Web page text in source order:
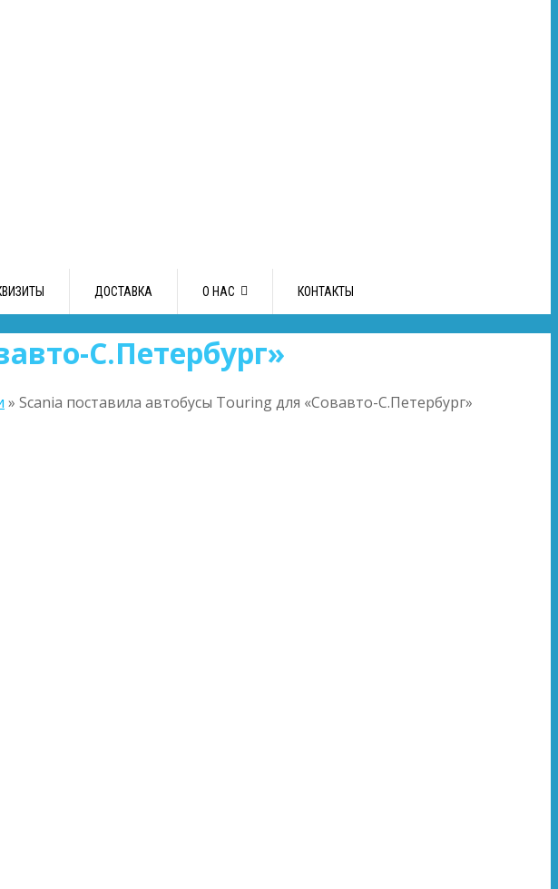
ДОСТАВКА О НАС КОНТАКТЫ
С.Петербург»
» Scania поставила автобусы Touring для «Совавто-С.Петербург»